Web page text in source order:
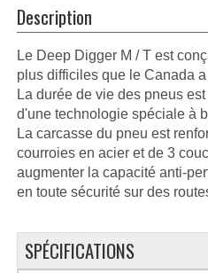
Description
Le Deep Digger M / T est
plus difficiles que le Canada a
La durée de vie des pneus
d'une technologie spéciale à
La carcasse du pneu est
courroies en acier et de 3
augmenter la capacité anti-
en toute sécurité sur des
SPÉCIFICATIONS